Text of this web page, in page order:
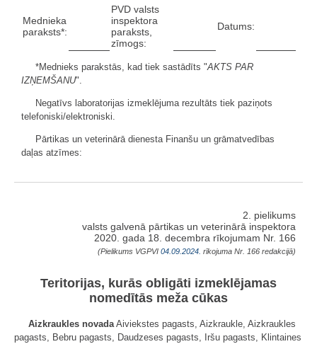
Mednieka
paraksts*:
PVD valsts
inspektora
paraksts,
zīmogs:
Datums:
*Mednieks parakstās, kad tiek sastādīts "AKTS PAR
IZŅEMŠANU".
Negatīvs laboratorijas izmeklējuma rezultāts tiek paziņots
telefoniski/elektroniski.
Pārtikas un veterinārā dienesta Finanšu un grāmatvedības
daļas atzīmes:
2. pielikums
valsts galvenā pārtikas un veterinārā inspektora
2020. gada 18. decembra rīkojumam Nr. 166
(Pielikums VGPVI 04.09.2024. rīkojuma Nr. 166 redakcijā)
Teritorijas, kurās obligāti izmeklējamas
nomedītās meža cūkas
Aizkraukles novada Aiviekstes pagasts, Aizkraukle, Aizkraukles
pagasts, Bebru pagasts, Daudzeses pagasts, Iršu pagasts, Klintaines